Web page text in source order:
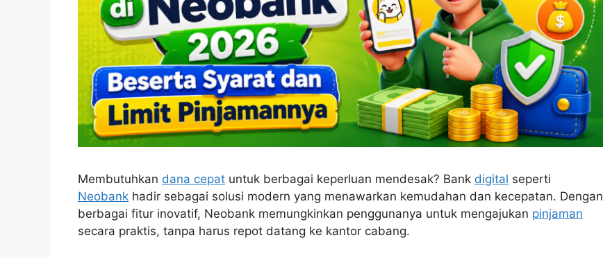
Membutuhkan dana cepat untuk berbagai keperluan mendesak? Bank digital seperti
Neobank hadir sebagai solusi modern yang menawarkan kemudahan dan kecepatan. Dengan
berbagai fitur inovatif, Neobank memungkinkan penggunanya untuk mengajukan pinjaman
secara praktis, tanpa harus repot datang ke kantor cabang.